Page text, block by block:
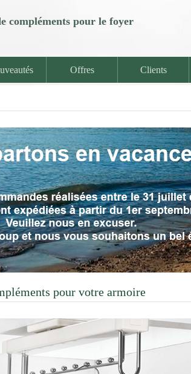
compléments pour le foyer
Offres Clients
pour votre armoire